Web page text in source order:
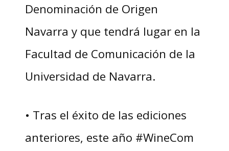
Denominación de Origen
Navarra y que tendrá lugar en la
Facultad de Comunicación de la
Universidad de Navarra.
• Tras el éxito de las ediciones
anteriores, este año #WineCom